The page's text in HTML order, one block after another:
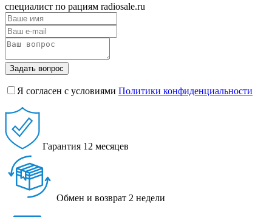
специалист по рациям radiosale.ru
Задать вопрос
Я согласен с условиями Политики конфиденциальности
Гарантия 12 месяцев
Обмен и возврат 2 недели